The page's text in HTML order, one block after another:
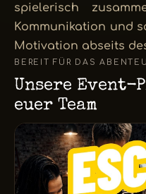
spielerisch
Kommunikation und
Motivation abseits
BEREIT FÜR DAS
Unsere Event-
euer Team